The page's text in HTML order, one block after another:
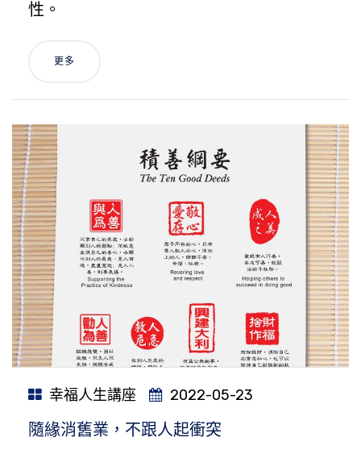
性。
更多
幸福人生講座 2022-05-23
隨緣消舊業，不跟人起衝突